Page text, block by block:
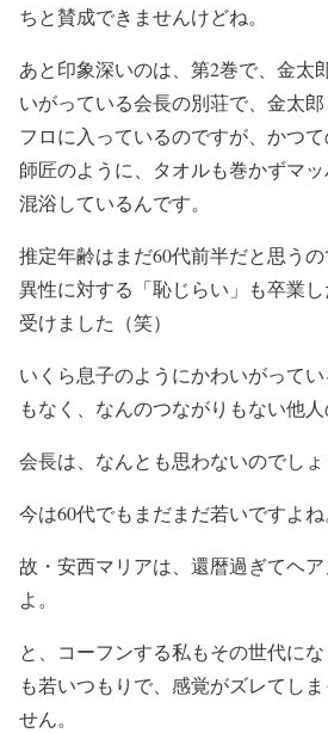
ちと賛成できませんけどね。
あと印象深いのは、第2巻で、金太
いがっている会長の別荘で、金太
フロに入っているのですが、かつ
師匠のように、タオルも巻かずマ
混浴しているんです。
推定年齢はまだ60代前半だと思う
異性に対する「恥じらい」も卒業
受けました（笑）
いくら息子のようにかわいがって
もなく、なんのつながりもない他人
会長は、なんとも思わないのでしょ
今は60代でもまだまだ若いですよね
故・安西マリアは、還暦過ぎてヘ
よ。
と、コーフンする私もその世代に
も若いつもりで、感覚がズレてし
せん。